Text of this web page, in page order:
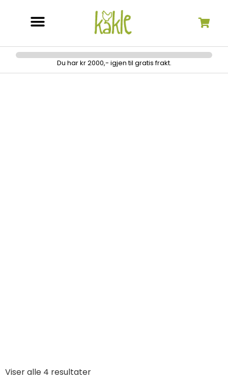
Du har kr 2000,- igjen til gratis frakt.
Viser alle 4 resultater